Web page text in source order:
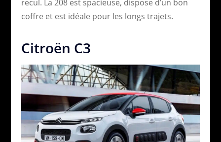
recul. La 208 est spacieuse, dispose d’un bon
coffre et est idéale pour les longs trajets.
Citroën C3